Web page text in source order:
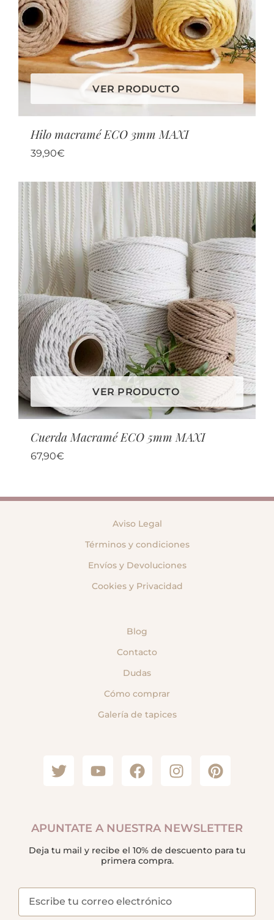
VER PRODUCTO
Hilo macramé ECO 3mm MAXI
39,90€
VER PRODUCTO
Cuerda Macramé ECO 5mm MAXI
67,90€
Aviso Legal
Términos y condiciones
Envíos y Devoluciones
Cookies y Privacidad
Blog
Contacto
Dudas
Cómo comprar
Galería de tapices
APUNTATE A NUESTRA NEWSLETTER
Deja tu mail y recibe el 10% de descuento para tu
primera compra.